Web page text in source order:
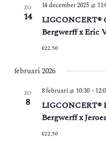
ZO
14
Bergwerff x Eric
14 december 2025 @
€22.50
februari 2026
ZO
8
LIGCONCERT®
Bergwerff x
8 februari @ 10:30–
€22,50